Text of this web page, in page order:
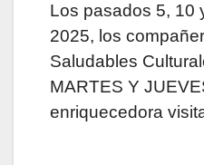
Los pasados 5, 10
2025, los
Saludables
MARTES Y
enriquecedora